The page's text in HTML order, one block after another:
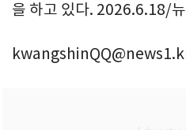
을 하고 있다. 2026.6.18/